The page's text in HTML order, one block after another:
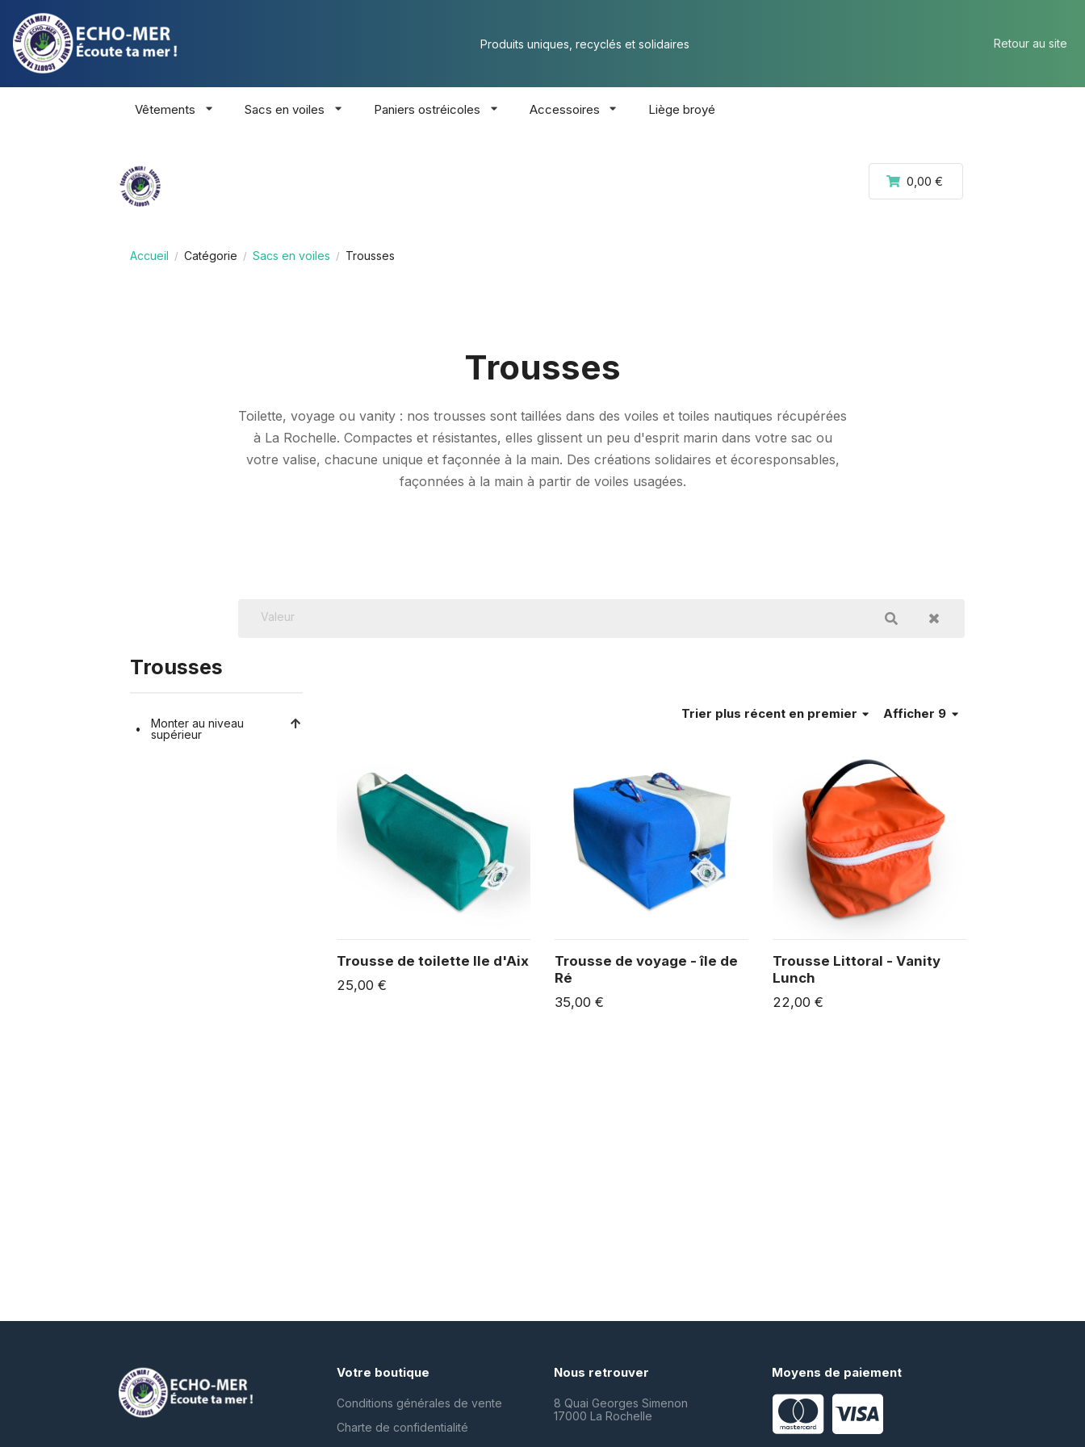
Produits uniques, recyclés et solidaires Retour au site
Vêtements Sacs en voiles Paniers ostréicoles Accessoires Liège broyé
0,00 €
Accueil / Catégorie / Sacs en voiles / Trousses
Trousses
Toilette, voyage ou vanity : nos trousses sont taillées dans des voiles et toiles nautiques récupérées
à La Rochelle. Compactes et résistantes, elles glissent un peu d'esprit marin dans votre sac ou
votre valise, chacune unique et façonnée à la main. Des créations solidaires et écoresponsables,
façonnées à la main à partir de voiles usagées.
Trousses
Monter au niveau
supérieur
Afficher 9
Trier plus récent en premier
Trousse de toilette Ile d'Aix
25,00 €
Trousse de voyage - île de
Ré
35,00 €
Trousse Littoral - Vanity
Lunch
22,00 €
Votre boutique
Conditions générales de vente
Charte de confidentialité
Nous retrouver
8 Quai Georges Simenon
17000 La Rochelle
Moyens de paiement